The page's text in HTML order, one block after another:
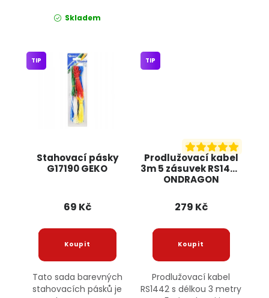
Skladem
Stahovací pásky
G17190 GEKO
TIP
69 Kč
Tato sada barevných
stahovacích pásků je
Prodlužovací kabel
3m 5 zásuvek RS1442
ONDRAGON
TIP
279 Kč
Prodlužovací kabel
RS1442 s délkou 3 metry